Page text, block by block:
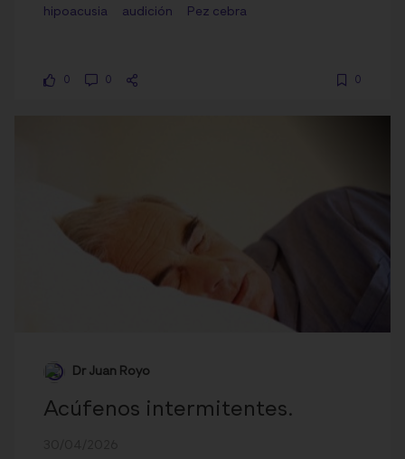
hipoacusia audición Pez cebra
0 0 0
Dr Juan Royo
Acúfenos intermitentes.